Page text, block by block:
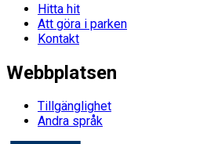
Hitta hit
Att göra i parken
Kontakt
Webbplatsen
Tillgänglighet
Andra språk